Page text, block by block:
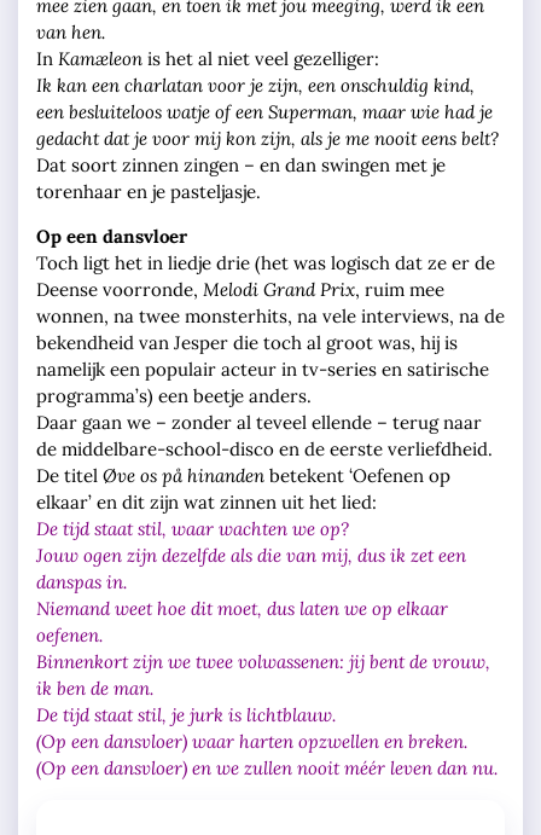
mee zien gaan, en toen ik met jou meeging, werd ik een
van hen.
In Kamæleon is het al niet veel gezelliger:
Ik kan een charlatan voor je zijn, een onschuldig kind,
een besluiteloos watje of een Superman, maar wie had je
gedacht dat je voor mij kon zijn, als je me nooit eens belt?
Dat soort zinnen zingen – en dan swingen met je
torenhaar en je pasteljasje.
Op een dansvloer
Toch ligt het in liedje drie (het was logisch dat ze er de
Deense voorronde, Melodi Grand Prix, ruim mee
wonnen, na twee monsterhits, na vele interviews, na de
bekendheid van Jesper die toch al groot was, hij is
namelijk een populair acteur in tv-series en satirische
programma’s) een beetje anders.
Daar gaan we – zonder al teveel ellende – terug naar
de middelbare-school-disco en de eerste verliefdheid.
De titel Øve os på hinanden betekent ‘Oefenen op
elkaar’ en dit zijn wat zinnen uit het lied:
De tijd staat stil, waar wachten we op?
Jouw ogen zijn dezelfde als die van mij, dus ik zet een
danspas in.
Niemand weet hoe dit moet, dus laten we op elkaar
oefenen.
Binnenkort zijn we twee volwassenen: jij bent de vrouw,
ik ben de man.
De tijd staat stil, je jurk is lichtblauw.
(Op een dansvloer) waar harten opzwellen en breken.
(Op een dansvloer) en we zullen nooit méér leven dan nu.